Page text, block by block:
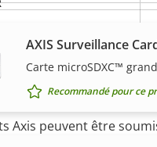
durable
AXIS Surveillance
Carte microSDXC™
Recommandé pour ce
Axis peuvent être